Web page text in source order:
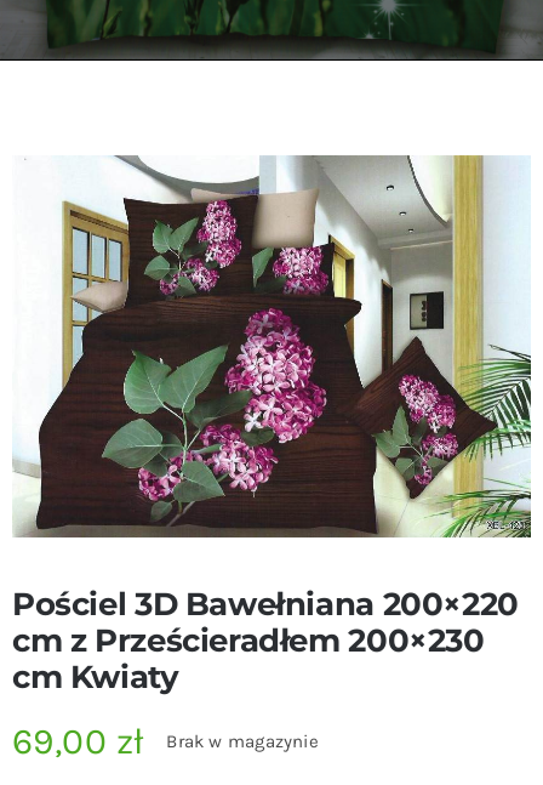
Pościel 3D Bawełniana 200×220
cm z Prześcieradłem 200×230
cm Kwiaty
69,00 zł Brak w magazynie